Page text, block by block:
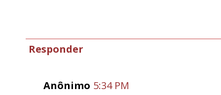
Responder
Anônimo 5:34 PM